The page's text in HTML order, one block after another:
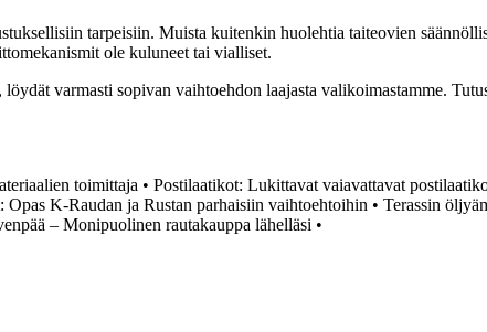
tarpeisiin. Muista kuitenkin huolehtia taiteovien
ole kuluneet tai vialliset.
varmasti sopivan vaihtoehdon laajasta valikoimastamme.
toimittaja • Postilaatikot: Lukittavat vaiavattavat
Opas K-Raudan ja Rustan parhaisiin vaihtoehtoihin • Terassin
– Monipuolinen rautakauppa lähelläsi •